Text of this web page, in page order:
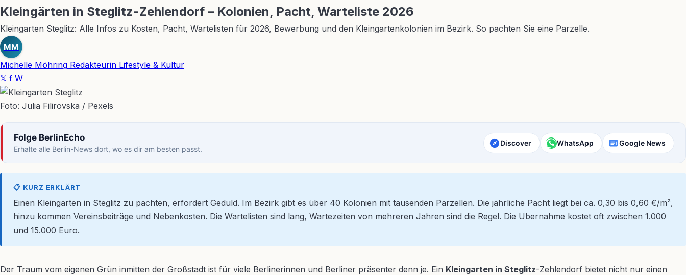
Kleingärten in Steglitz-Zehlendorf – Kolonien, Pacht, Warteliste 2026
Kleingarten Steglitz: Alle Infos zu Kosten, Pacht, Wartelisten für 2026, Bewerbung und den Kleingartenkolonien im Bezirk. So pachten Sie eine Parzelle.
MM
Michelle Möhring Redakteurin Lifestyle & Kultur
𝕏 f W
Foto: Julia Filirovska / Pexels
Folge BerlinEcho
Erhalte alle Berlin-News dort, wo es dir am besten passt.
Discover WhatsApp Google News
📋 KURZ ERKLÄRT
Einen Kleingarten in Steglitz zu pachten, erfordert Geduld. Im Bezirk gibt es über 40 Kolonien mit tausenden Parzellen. Die jährliche Pacht liegt bei ca. 0,30 bis 0,60 €/m²,
hinzu kommen Vereinsbeiträge und Nebenkosten. Die Wartelisten sind lang, Wartezeiten von mehreren Jahren sind die Regel. Die Übernahme kostet oft zwischen 1.000
und 15.000 Euro.
Der Traum vom eigenen Grün inmitten der Großstadt ist für viele Berlinerinnen und Berliner präsenter denn je. Ein Kleingarten in Steglitz-Zehlendorf bietet nicht nur einen